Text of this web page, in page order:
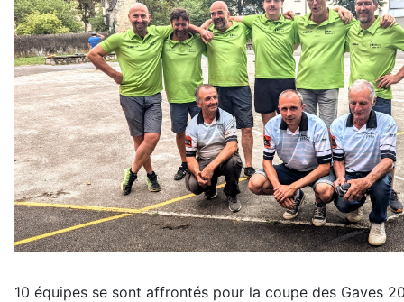
10 équipes se sont affrontés pour la coupe des Gaves